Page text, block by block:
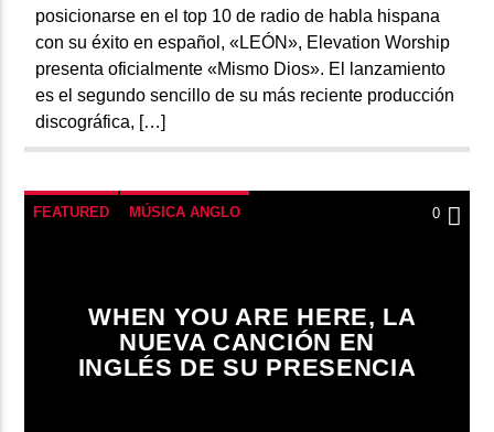
posicionarse en el top 10 de radio de habla hispana
con su éxito en español, «LEÓN», Elevation Worship
presenta oficialmente «Mismo Dios». El lanzamiento
es el segundo sencillo de su más reciente producción
discográfica, […]
FEATURED MÚSICA ANGLO 0
WHEN YOU ARE HERE, LA
NUEVA CANCIÓN EN
INGLÉS DE SU PRESENCIA